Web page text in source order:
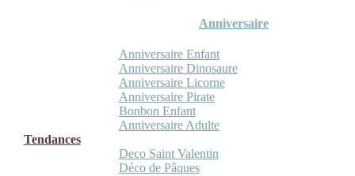
Anniversaire
Anniversaire Enfant
Anniversaire Dinosaure
Anniversaire Licorne
Anniversaire Pirate
Bonbon Enfant
Anniversaire Adulte
Tendances
Deco Saint Valentin
Déco de Pâques